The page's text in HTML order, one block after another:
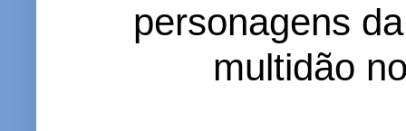
personagens
multidão